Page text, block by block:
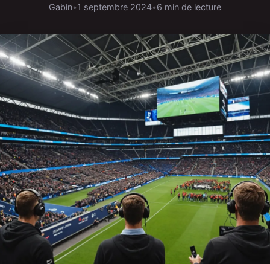
Gabin•1 septembre 2024•6 min de lecture